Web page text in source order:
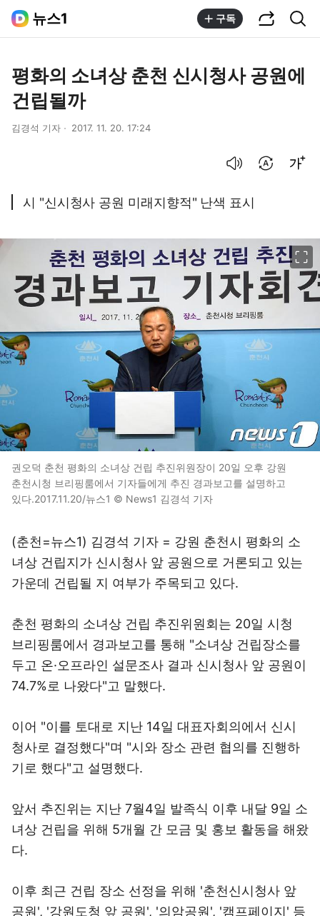
뉴스1 구독
평화의 소녀상 춘천 신시청사 공원에
건립될까
김경석 기자 2017. 11. 20. 17:24
시 "신시청사 공원 미래지향적" 난색 표시
권오덕 춘천 평화의 소녀상 건립 추진위원장이 20일 오후 강원
춘천시청 브리핑룸에서 기자들에게 추진 경과보고를 설명하고
있다.2017.11.20/뉴스1 © News1 김경석 기자
(춘천=뉴스1) 김경석 기자 = 강원 춘천시 평화의 소
녀상 건립지가 신시청사 앞 공원으로 거론되고 있는
가운데 건립될 지 여부가 주목되고 있다.
춘천 평화의 소녀상 건립 추진위원회는 20일 시청
브리핑룸에서 경과보고를 통해 "소녀상 건립장소를
두고 온·오프라인 설문조사 결과 신시청사 앞 공원이
74.7%로 나왔다"고 말했다.
이어 "이를 토대로 지난 14일 대표자회의에서 신시
청사로 결정했다"며 "시와 장소 관련 협의를 진행하
기로 했다"고 설명했다.
앞서 추진위는 지난 7월4일 발족식 이후 내달 9일 소
녀상 건립을 위해 5개월 간 모금 및 홍보 활동을 해왔
다.
이후 최근 건립 장소 선정을 위해 '춘천신시청사 앞
공원', '강원도청 앞 공원', '의암공원', '캠프페이지' 등